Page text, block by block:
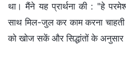
था। मैंने यह प्रार्थना की : "हे
साथ मिल-जुल कर काम करना
को खोज सकें और सिद्धांतों के अनुसार